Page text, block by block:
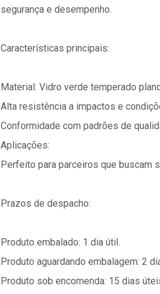
segurança e desempenho.
Características principais:
Material: Vidro verde temperado
Alta resistência a impactos e
Conformidade com padrões de
Aplicações:
Perfeito para parceiros que buscam
Prazos de despacho:
Produto embalado: 1 dia útil.
Produto aguardando embalagem: 2
Produto sob encomenda: 15 dias